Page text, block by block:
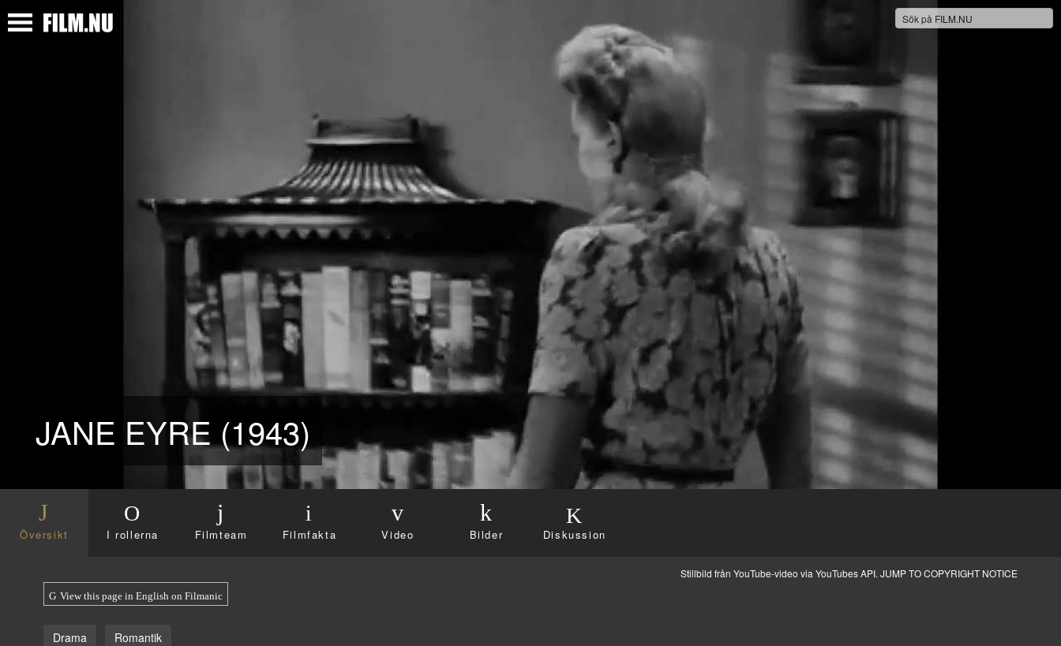
JANE EYRE (1943)
Översikt I rollerna Filmteam Filmfakta Video Bilder Diskussion
Stillbild från YouTube-video via YouTubes API. JUMP TO COPYRIGHT NOTICE
View this page in English on Filmanic
Drama Romantik